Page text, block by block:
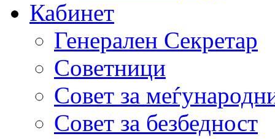
Кабинет
Генерален Секретар
Советници
Совет за
Совет за безбедност